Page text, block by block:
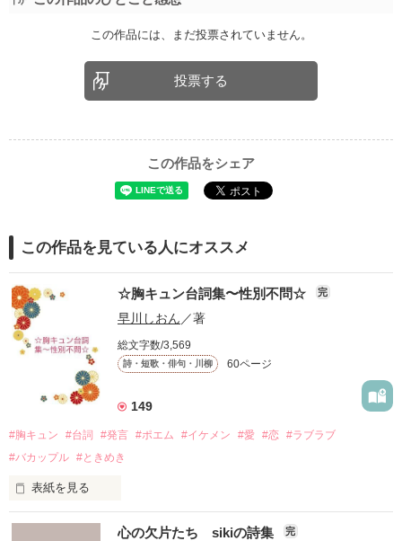
この作品には、まだ投票されていません。
投票する
この作品をシェア
この作品を見ている人にオススメ
☆胸キュン台詞集〜性別不問☆ 完
早川しおん ／著
総文字数/3,569
詩・短歌・俳句・川柳 60ページ
149
#胸キュン #台詞 #発言 #ポエム #イケメン #愛 #恋 #ラブラブ
#バカップル #ときめき
表紙を見る
「僕が先生にキスしたら、
心の欠片たち sikiの詩集 完